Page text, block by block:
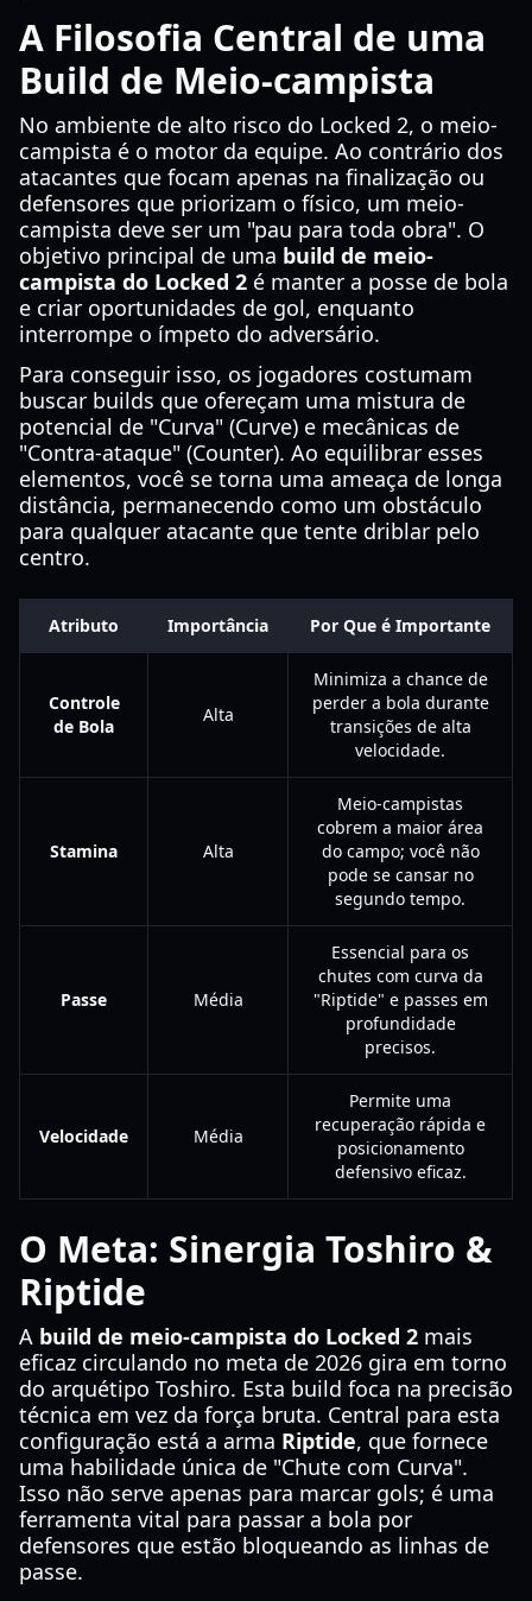
A Filosofia Central de uma
Build de Meio-campista
No ambiente de alto risco do Locked 2, o meio-
campista é o motor da equipe. Ao contrário dos
atacantes que focam apenas na finalização ou
defensores que priorizam o físico, um meio-
campista deve ser um "pau para toda obra". O
objetivo principal de uma build de meio-
campista do Locked 2 é manter a posse de bola
e criar oportunidades de gol, enquanto
interrompe o ímpeto do adversário.
Para conseguir isso, os jogadores costumam
buscar builds que ofereçam uma mistura de
potencial de "Curva" (Curve) e mecânicas de
"Contra-ataque" (Counter). Ao equilibrar esses
elementos, você se torna uma ameaça de longa
distância, permanecendo como um obstáculo
para qualquer atacante que tente driblar pelo
centro.
Atributo Importância Por Que é Importante
Controle
de Bola
Alta
Minimiza a chance de
perder a bola durante
transições de alta
velocidade.
Stamina Alta
Meio-campistas
cobrem a maior área
do campo; você não
pode se cansar no
segundo tempo.
Passe Média
Essencial para os
chutes com curva da
"Riptide" e passes em
profundidade
precisos.
Velocidade Média
Permite uma
recuperação rápida e
posicionamento
defensivo eficaz.
O Meta: Sinergia Toshiro &
Riptide
A build de meio-campista do Locked 2 mais
eficaz circulando no meta de 2026 gira em torno
do arquétipo Toshiro. Esta build foca na precisão
técnica em vez da força bruta. Central para esta
configuração está a arma Riptide, que fornece
uma habilidade única de "Chute com Curva".
Isso não serve apenas para marcar gols; é uma
ferramenta vital para passar a bola por
defensores que estão bloqueando as linhas de
passe.